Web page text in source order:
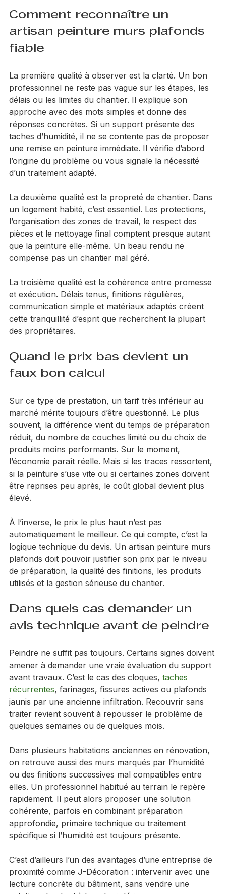
Comment reconnaître un
artisan peinture murs plafonds
La première qualité à observer est la clarté. Un bon
professionnel ne reste pas vague sur les étapes, les
délais ou les limites du chantier. Il explique son
approche avec des mots simples et donne des
réponses concrètes. Si un support présente des
taches d’humidité, il ne se contente pas de proposer
une remise en peinture immédiate. Il vérifie d’abord
l’origine du problème ou vous signale la nécessité
La deuxième qualité est la propreté de chantier. Dans
un logement habité, c’est essentiel. Les protections,
l’organisation des zones de travail, le respect des
pièces et le nettoyage final comptent presque autant
que la peinture elle-même. Un beau rendu ne
La troisième qualité est la cohérence entre promesse
et exécution. Délais tenus, finitions régulières,
communication simple et matériaux adaptés créent
cette tranquillité d’esprit que recherchent la plupart
Quand le prix bas devient un
Sur ce type de prestation, un tarif très inférieur au
marché mérite toujours d’être questionné. Le plus
souvent, la différence vient du temps de préparation
réduit, du nombre de couches limité ou du choix de
produits moins performants. Sur le moment,
l’économie paraît réelle. Mais si les traces ressortent,
si la peinture s’use vite ou si certaines zones doivent
être reprises peu après, le coût global devient plus
À l’inverse, le prix le plus haut n’est pas
automatiquement le meilleur. Ce qui compte, c’est la
logique technique du devis. Un artisan peinture murs
plafonds doit pouvoir justifier son prix par le niveau
de préparation, la qualité des finitions, les produits
Dans quels cas demander un
Peindre ne suffit pas toujours. Certains signes doivent
amener à demander une vraie évaluation du support
avant travaux. C’est le cas des cloques, taches
récurrentes, farinages, fissures actives ou plafonds
jaunis par une ancienne infiltration. Recouvrir sans
traiter revient souvent à repousser le problème de
Dans plusieurs habitations anciennes en rénovation,
on retrouve aussi des murs marqués par l’humidité
ou des finitions successives mal compatibles entre
elles. Un professionnel habitué au terrain le repère
rapidement. Il peut alors proposer une solution
cohérente, parfois en combinant préparation
approfondie, primaire technique ou traitement
C’est d’ailleurs l’un des avantages d’une entreprise de
proximité comme J-Décoration : intervenir avec une